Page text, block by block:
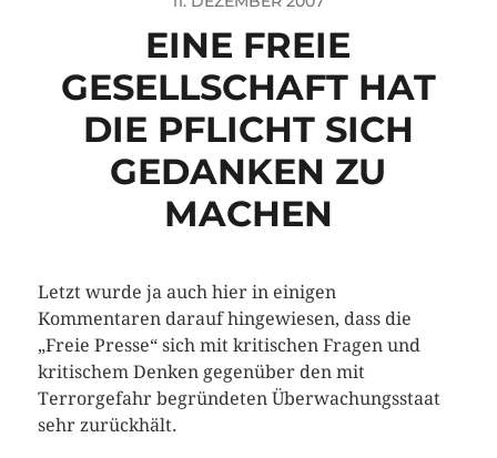
EINE FREIE
GESELLSCHAFT HAT
DIE PFLICHT SICH
GEDANKEN ZU
MACHEN
Letzt wurde ja auch hier in einigen
Kommentaren darauf hingewiesen, dass die
„Freie Presse“ sich mit kritischen Fragen und
kritischem Denken gegenüber den mit
Terrorgefahr begründeten Überwachungsstaat
sehr zurückhält.